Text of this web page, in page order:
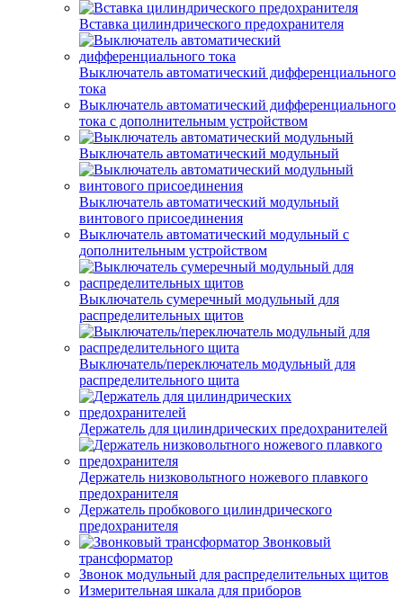
Вставка цилиндрического предохранителя
Выключатель автоматический дифференциального
тока
Выключатель автоматический дифференциального
тока с дополнительным устройством
Выключатель автоматический модульный
Выключатель автоматический модульный
винтового присоединения
Выключатель автоматический модульный с
дополнительным устройством
Выключатель сумеречный модульный для
распределительных щитов
Выключатель/переключатель модульный для
распределительного щита
Держатель для цилиндрических предохранителей
Держатель низковольтного ножевого плавкого
предохранителя
Держатель пробкового цилиндрического
предохранителя
Звонковый
трансформатор
Звонок модульный для распределительных щитов
Измерительная шкала для приборов